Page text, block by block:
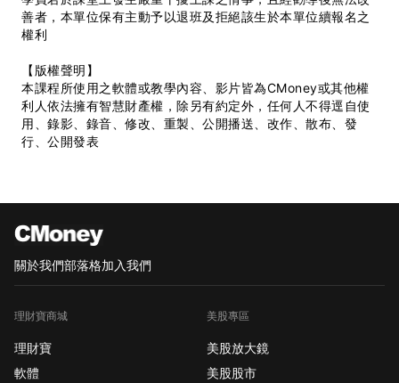
善者，本單位保有主動予以退班及拒絕該生於本單位續報名之
權利
【版權聲明】
本課程所使用之軟體或教學內容、影片皆為CMoney或其他權
利人依法擁有智慧財產權，除另有約定外，任何人不得逕自使
用、錄影、錄音、修改、重製、公開播送、改作、散布、發
行、公開發表
關於我們部落格加入我們
理財寶商城
理財寶
軟體
美股專區
美股放大鏡
美股股市